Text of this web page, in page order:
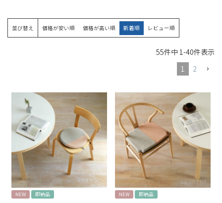
並び替え 価格が安い順 価格が高い順 新着順 レビュー順
55件中 1 -40件表示
1
2
NEW 即納品 NEW 即納品